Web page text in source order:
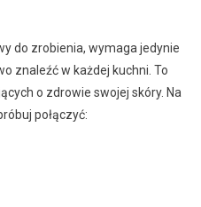
do zrobienia, wymaga jedynie
znaleźć w każdej kuchni. To
o zdrowie swojej skóry. Na
połączyć: